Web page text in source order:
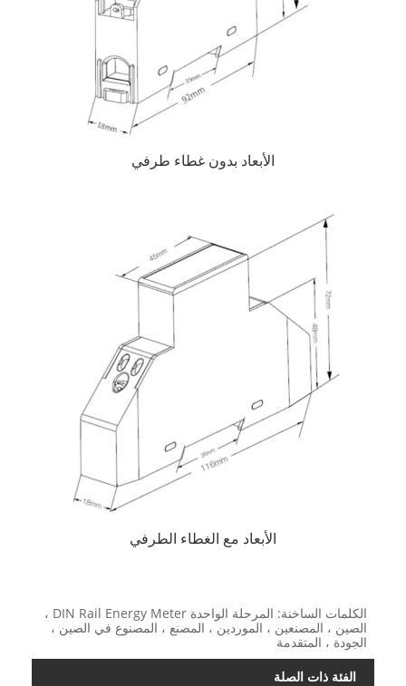
الأبعاد بدون غطاء طرفي
الأبعاد مع الغطاء الطرفي
الكلمات الساخنة: المرحلة الواحدة DIN Rail Energy Meter ،
الصين ، المصنعين ، الموردين ، المصنع ، المصنوع في الصين ،
الجودة ، المتقدمة
الفئة ذات الصلة